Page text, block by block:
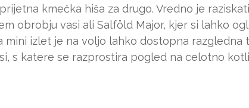
kmečka hiša za drugo. Vredno je
obrobju vasi ali Salföld Major, kjer si lahko
mini izlet je na voljo lahko dostopna razgledna
s katere se razprostira pogled na celotno